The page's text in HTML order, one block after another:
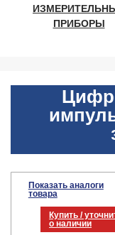
ПРИБОРЫ
Показать аналоги
товара
Купить /
о наличии